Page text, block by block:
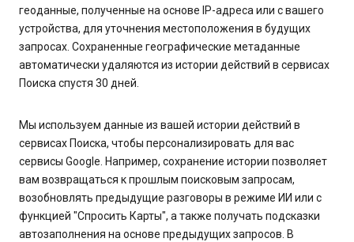
геоданные, полученные на основе IP-адреса или с вашего
устройства, для уточнения местоположения в будущих
запросах. Сохраненные географические метаданные
автоматически удаляются из истории действий в сервисах
Поиска спустя 30 дней.
Мы используем данные из вашей истории действий в
сервисах Поиска, чтобы персонализировать для вас
сервисы Google. Например, сохранение истории позволяет
вам возвращаться к прошлым поисковым запросам,
возобновлять предыдущие разговоры в режиме ИИ или с
функцией "Спросить Карты", а также получать подсказки
автозаполнения на основе предыдущих запросов. В